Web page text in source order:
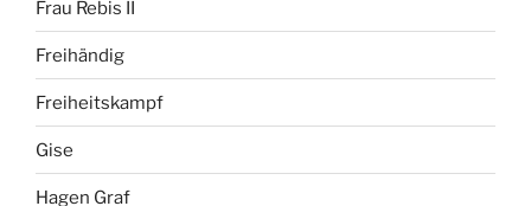
Frau Rebis II
Freihändig
Freiheitskampf
Gise
Hagen Graf